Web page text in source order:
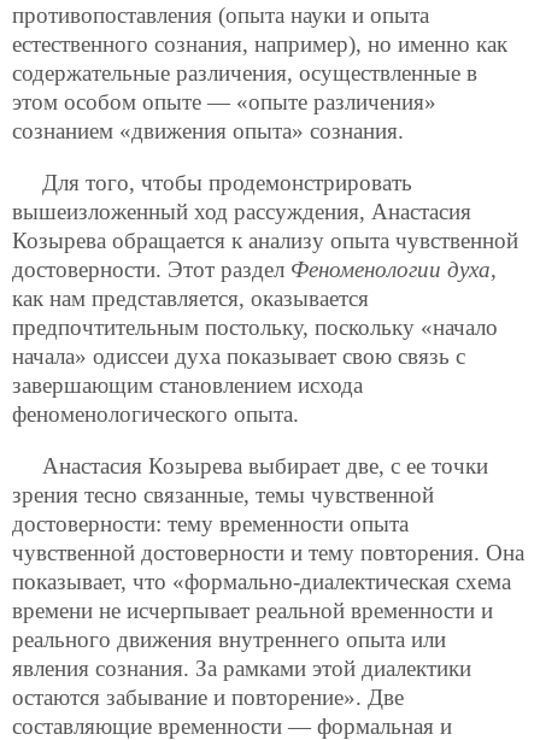
противопоставления (опыта науки и опыта
естественного сознания, например), но именно как
содержательные различения, осуществленные в
этом особом опыте — «опыте различения»
сознанием «движения опыта» сознания.
Для того, чтобы продемонстрировать
вышеизложенный ход рассуждения, Анастасия
Козырева обращается к анализу опыта чувственной
достоверности. Этот раздел Феноменологии духа,
как нам представляется, оказывается
предпочтительным постольку, поскольку «начало
начала» одиссеи духа показывает свою связь с
завершающим становлением исхода
феноменологического опыта.
Анастасия Козырева выбирает две, с ее точки
зрения тесно связанные, темы чувственной
достоверности: тему временности опыта
чувственной достоверности и тему повторения. Она
показывает, что «формально-диалектическая схема
времени не исчерпывает реальной временности и
реального движения внутреннего опыта или
явления сознания. За рамками этой диалектики
остаются забывание и повторение». Две
составляющие временности — формальная и